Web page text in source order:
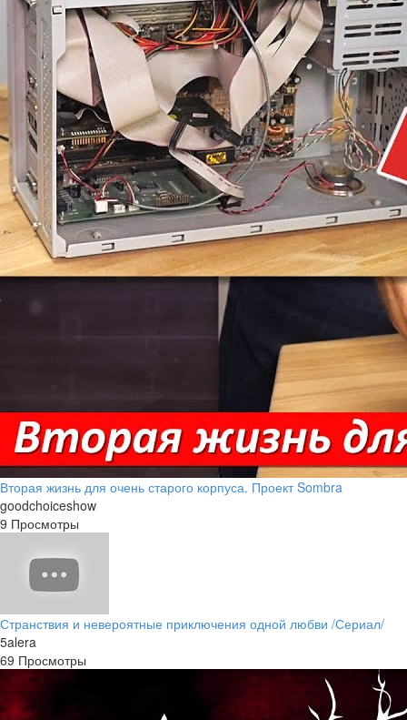
Вторая жизнь для очень старого корпуса. Проект Sombra
goodchoiceshow
9 Просмотры
Странствия и невероятные приключения одной любви /Сериал/
5alera
69 Просмотры